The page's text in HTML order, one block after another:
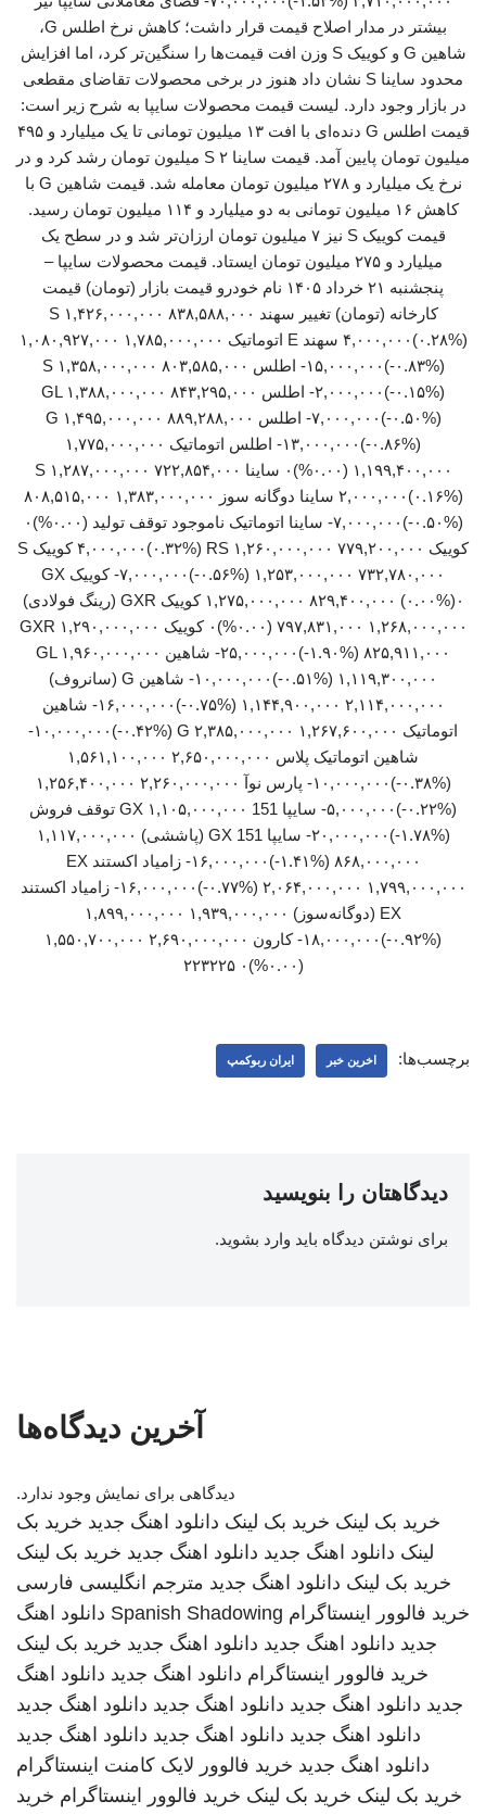
بیشتر در مدار اصلاح قیمت قرار داشت؛ کاهش نرخ اطلس G،
شاهین G و کوییک S وزن افت قیمت‌ها را سنگین‌تر کرد، اما افزایش
محدود ساینا S نشان داد هنوز در برخی محصولات تقاضای مقطعی
در بازار وجود دارد. لیست قیمت محصولات سایپا به شرح زیر است:
قیمت اطلس G دنده‌ای با افت ۱۳ میلیون تومانی تا یک میلیارد و ۴۹۵
میلیون تومان پایین آمد. قیمت ساینا S ۲ میلیون تومان رشد کرد و در
نرخ یک میلیارد و ۲۷۸ میلیون تومان معامله شد. قیمت شاهین G با
کاهش ۱۶ میلیون تومانی به دو میلیارد و ۱۱۴ میلیون تومان رسید.
قیمت کوییک S نیز ۷ میلیون تومان ارزان‌تر شد و در سطح یک
میلیارد و ۲۷۵ میلیون تومان ایستاد. قیمت محصولات سایپا –
پنجشنبه ۲۱ خرداد ۱۴۰۵ نام خودرو قیمت بازار (تومان) قیمت
کارخانه (تومان) تغییر سهند S ۱,۴۲۶,۰۰۰,۰۰۰ ۸۳۸,۵۸۸,۰۰۰
(‎۰.۲۸%‏)‎۴,۰۰۰,۰۰۰‏ سهند E اتوماتیک ۱,۷۸۵,۰۰۰,۰۰۰ ۱,۰۸۰,۹۲۷,۰۰۰
(‎-۰.۸۳%‏)‎-۱۵,۰۰۰,۰۰۰‏ اطلس S ۱,۳۵۸,۰۰۰,۰۰۰ ۸۰۳,۵۸۵,۰۰۰
(‎-۰.۱۵%‏)‎-۲,۰۰۰,۰۰۰‏ اطلس GL ۱,۳۸۸,۰۰۰,۰۰۰ ۸۴۳,۲۹۵,۰۰۰
(‎-۰.۵۰%‏)‎-۷,۰۰۰,۰۰۰‏ اطلس G ۱,۴۹۵,۰۰۰,۰۰۰ ۸۸۹,۲۸۸,۰۰۰
(‎-۰.۸۶%‏)‎-۱۳,۰۰۰,۰۰۰‏ اطلس اتوماتیک ۱,۷۷۵,۰۰۰,۰۰۰
۱,۱۹۹,۴۰۰,۰۰۰ (۰.۰۰%)۰ ساینا S ۱,۲۸۷,۰۰۰,۰۰۰ ۷۲۲,۸۵۴,۰۰۰
(‎۰.۱۶%‏)‎۲,۰۰۰,۰۰۰‏ ساینا دوگانه سوز ۱,۳۸۳,۰۰۰,۰۰۰ ۸۰۸,۵۱۵,۰۰۰
(‎-۰.۵۰%‏)‎-۷,۰۰۰,۰۰۰‏ ساینا اتوماتیک ناموجود توقف تولید (۰.۰۰%)۰
کوییک RS ۱,۲۶۰,۰۰۰,۰۰۰ ۷۷۹,۲۰۰,۰۰۰ (‎۰.۳۲%‏)‎۴,۰۰۰,۰۰۰‏ کوییک S
۱,۲۵۳,۰۰۰,۰۰۰ ۷۳۲,۷۸۰,۰۰۰ (‎-۰.۵۶%‏)‎-۷,۰۰۰,۰۰۰‏ کوییک GX
۱,۲۷۵,۰۰۰,۰۰۰ ۸۲۹,۴۰۰,۰۰۰ (۰.۰۰%)۰ کوییک GXR (رینگ فولادی)
۱,۲۶۸,۰۰۰,۰۰۰ ۷۹۷,۸۳۱,۰۰۰ (۰.۰۰%)۰ کوییک GXR ۱,۲۹۰,۰۰۰,۰۰۰
۸۲۵,۹۱۱,۰۰۰ (‎-۱.۹۰%‏)‎-۲۵,۰۰۰,۰۰۰‏ شاهین GL ۱,۹۶۰,۰۰۰,۰۰۰
۱,۱۱۹,۳۰۰,۰۰۰ (‎-۰.۵۱%‏)‎-۱۰,۰۰۰,۰۰۰‏ شاهین G (سانروف)
۲,۱۱۴,۰۰۰,۰۰۰ ۱,۱۴۴,۹۰۰,۰۰۰ (‎-۰.۷۵%‏)‎-۱۶,۰۰۰,۰۰۰‏ شاهین
شاهین اتوماتیک پلاس ۲,۶۵۰,۰۰۰,۰۰۰ ۱,۵۶۱,۱۰۰,۰۰۰
(‎-۰.۳۸%‏)‎-۱۰,۰۰۰,۰۰۰‏ پارس نوآ ۲,۲۶۰,۰۰۰,۰۰۰ ۱,۲۵۶,۴۰۰,۰۰۰
(‎-۰.۲۲%‏)‎-۵,۰۰۰,۰۰۰‏ سایپا 151 GX ۱,۱۰۵,۰۰۰,۰۰۰ توقف فروش
(‎-۱.۷۸%‏)‎-۲۰,۰۰۰,۰۰۰‏ سایپا 151 GX (پاششی) ۱,۱۱۷,۰۰۰,۰۰۰
۸۶۸,۰۰۰,۰۰۰ (‎-۱.۴۱%‏)‎-۱۶,۰۰۰,۰۰۰‏ زامیاد اکستند EX
۲,۰۶۴,۰۰۰,۰۰۰ ۱,۷۹۹,۰۰۰,۰۰۰ (‎-۰.۷۷%‏)‎-۱۶,۰۰۰,۰۰۰‏ زامیاد اکستند
EX (دوگانه‌سوز) ۱,۹۳۹,۰۰۰,۰۰۰ ۱,۸۹۹,۰۰۰,۰۰۰
(‎-۰.۹۲%‏)‎-۱۸,۰۰۰,۰۰۰‏ کارون ۲,۶۹۰,۰۰۰,۰۰۰ ۱,۵۵۰,۷۰۰,۰۰۰
(۰.۰۰%)۰ ۲۲۳۲۲۵
برچسب‌ها: اخرین خبر ایران ربوکمپ
دیدگاهتان را بنویسید
برای نوشتن دیدگاه باید وارد بشوید.
آخرین دیدگاه‌ها
دیدگاهی برای نمایش وجود ندارد.
خرید بک لینک خرید بک لینک دانلود اهنگ جدید خرید بک
لینک دانلود اهنگ جدید دانلود اهنگ جدید خرید بک لینک
خرید بک لینک دانلود اهنگ جدید مترجم انگلیسی فارسی
خرید فالوور اینستاگرام Spanish Shadowing دانلود اهنگ
جدید دانلود اهنگ جدید دانلود اهنگ جدید خرید بک لینک
خرید فالوور اینستاگرام دانلود اهنگ جدید دانلود اهنگ
جدید دانلود اهنگ جدید دانلود اهنگ جدید دانلود اهنگ جدید
دانلود اهنگ جدید دانلود اهنگ جدید دانلود اهنگ جدید
دانلود اهنگ جدید خرید فالوور لایک کامنت اینستاگرام
خرید بک لینک خرید بک لینک خرید فالوور اینستاگرام خرید